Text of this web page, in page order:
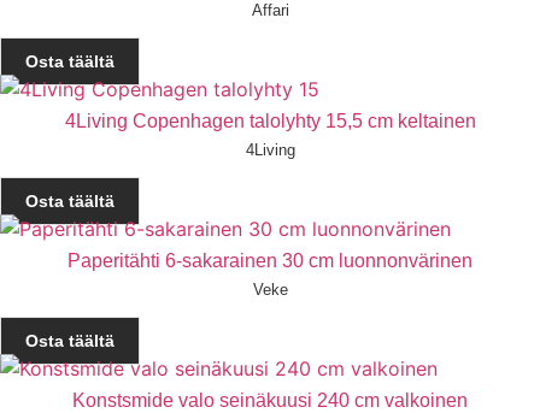
Affari
Osta täältä
4Living Copenhagen talolyhty 15,5 cm keltainen
4Living
Osta täältä
Paperitähti 6-sakarainen 30 cm luonnonvärinen
Veke
Osta täältä
Konstsmide valo seinäkuusi 240 cm valkoinen